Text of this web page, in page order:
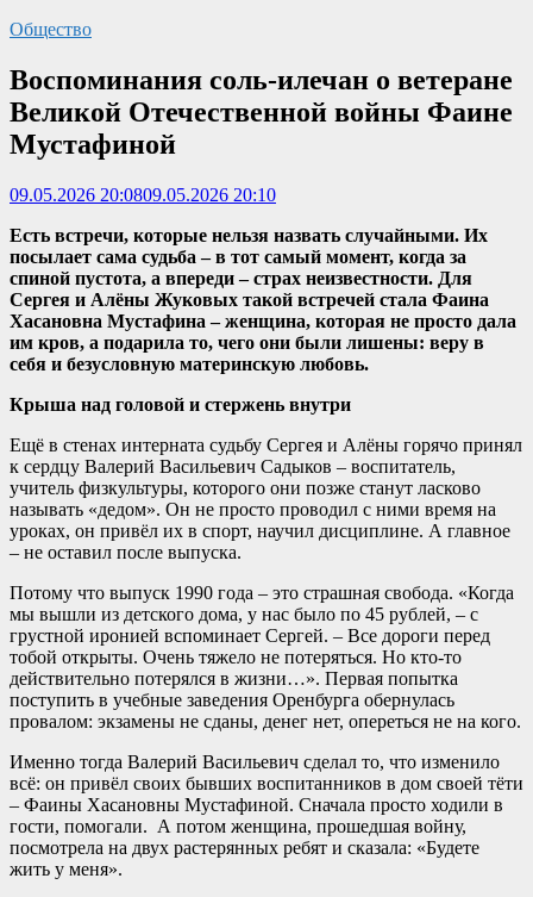
Общество
Воспоминания соль-илечан о ветеране
Великой Отечественной войны Фаине
Мустафиной
09.05.2026 20:0809.05.2026 20:10
Есть встречи, которые нельзя назвать случайными. Их
посылает сама судьба – в тот самый момент, когда за
спиной пустота, а впереди – страх неизвестности. Для
Сергея и Алёны Жуковых такой встречей стала Фаина
Хасановна Мустафина – женщина, которая не просто дала
им кров, а подарила то, чего они были лишены: веру в
себя и безусловную материнскую любовь.
Крыша над головой и стержень внутри
Ещё в стенах интерната судьбу Сергея и Алёны горячо принял
к сердцу Валерий Васильевич Садыков – воспитатель,
учитель физкультуры, которого они позже станут ласково
называть «дедом». Он не просто проводил с ними время на
уроках, он привёл их в спорт, научил дисциплине. А главное
– не оставил после выпуска.
Потому что выпуск 1990 года – это страшная свобода. «Когда
мы вышли из детского дома, у нас было по 45 рублей, – с
грустной иронией вспоминает Сергей. – Все дороги перед
тобой открыты. Очень тяжело не потеряться. Но кто-то
действительно потерялся в жизни…». Первая попытка
поступить в учебные заведения Оренбурга обернулась
провалом: экзамены не сданы, денег нет, опереться не на кого.
Именно тогда Валерий Васильевич сделал то, что изменило
всё: он привёл своих бывших воспитанников в дом своей тёти
– Фаины Хасановны Мустафиной. Сначала просто ходили в
гости, помогали. А потом женщина, прошедшая войну,
посмотрела на двух растерянных ребят и сказала: «Будете
жить у меня».